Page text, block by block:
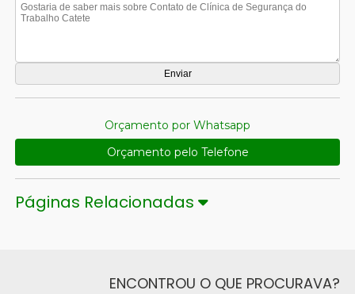
Orçamento por Whatsapp
Orçamento pelo Telefone
Páginas Relacionadas
ENCONTROU O QUE PROCURAVA?